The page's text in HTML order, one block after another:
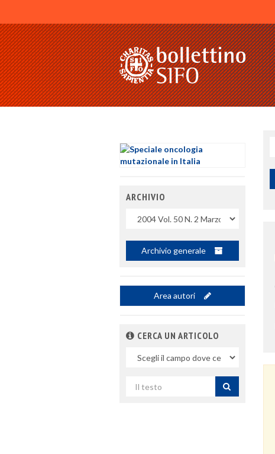
ARCHIVIO
Archivio generale
Area autori
CERCA UN ARTICOLO
campo
per